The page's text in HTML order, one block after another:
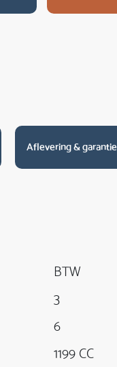
Aflevering & garantie
BTW
3
6
1199 CC